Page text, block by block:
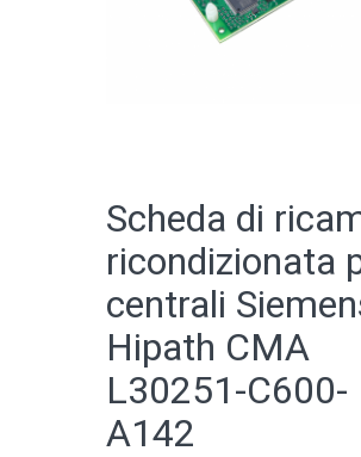
Scheda di
ricondizionata
centrali
Hipath CMA
L30251-C600-
A142